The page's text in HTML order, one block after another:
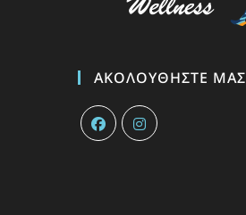
ΑΚΟΛΟΥΘΉΣΤΕ ΜΑΣ